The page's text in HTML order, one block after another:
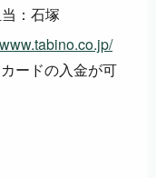
：石塚
ードの入金が可